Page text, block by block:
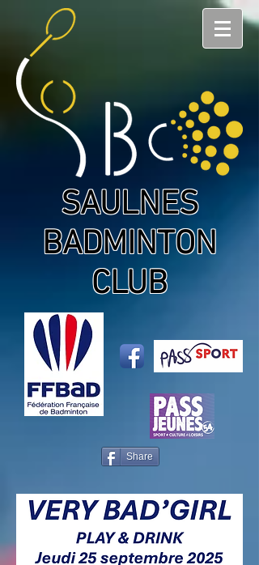
SAULNES
BADMINTON
CLUB
Share